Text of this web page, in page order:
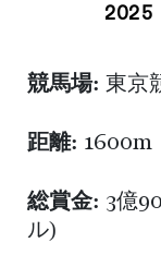
2025
競馬場: 東京
距離: 1600m
総賞金: 3億
ル)